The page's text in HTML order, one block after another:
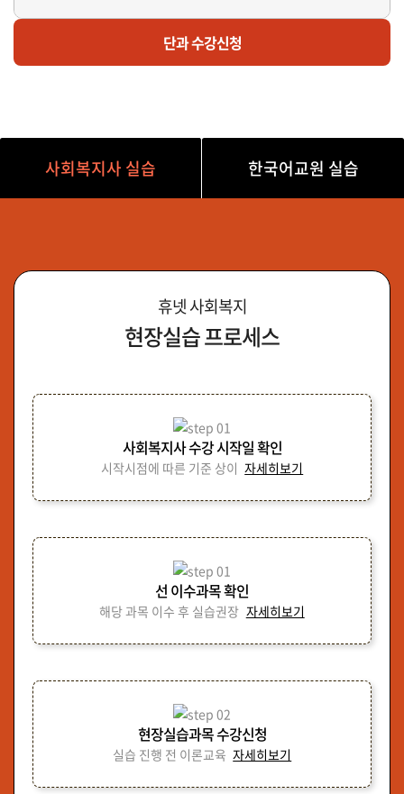
외국어로서의한국어교육실습D반(토 오후/14시~19시)
단과 수강신청
사회복지사 실습 한국어교원 실습
휴넷 사회복지
현장실습 프로세스
사회복지사 수강 시작일 확인
시작시점에 따른 기준 상이 자세히보기
선 이수과목 확인
해당 과목 이수 후 실습권장 자세히보기
현장실습과목 수강신청
실습 진행 전 이론교육 자세히보기